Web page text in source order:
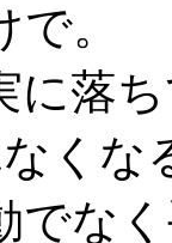
。
落
くな
でな